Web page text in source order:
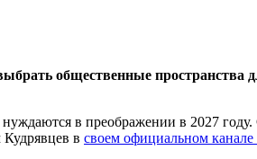
общественные пространства
в преображении в 2027
в своем официальном